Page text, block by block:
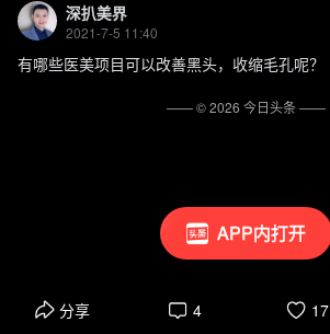
APP内打开
深扒美界
2021-7-5 11:40
有哪些医美项目可以改善黑头，收缩毛孔呢？
分享 4 17
—— ©2026 今日头条——